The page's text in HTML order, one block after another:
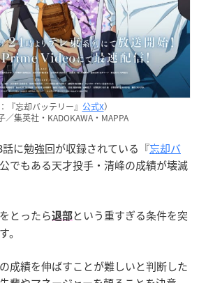
『忘却バッテリー』 公式X）
集英社・KADOKAWA・MAPPA
に勉強回が収録されている『忘却バ
でもある天才投手・清峰の成績が壊滅
とったら退部という重すぎる条件を突
。
成績を伸ばすことが難しいと判断した